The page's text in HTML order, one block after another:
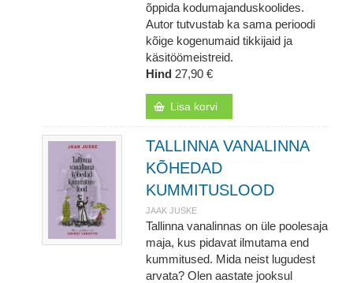
õppida kodumajanduskoolides.
Autor tutvustab ka sama perioodi
kõige kogenumaid tikkijaid ja
käsitöömeistreid.
Hind 27,90 €
Lisa korvi
TALLINNA VANALINNA
KÕHEDAD
KUMMITUSLOOD
JAAK JUSKE
Tallinna vanalinnas on üle poolesaja
maja, kus pidavat ilmutama end
kummitused. Mida neist lugudest
arvata? Olen aastate jooksul